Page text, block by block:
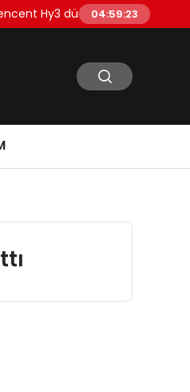
Hy3 dünya genelinde kullanıma
04:59:24